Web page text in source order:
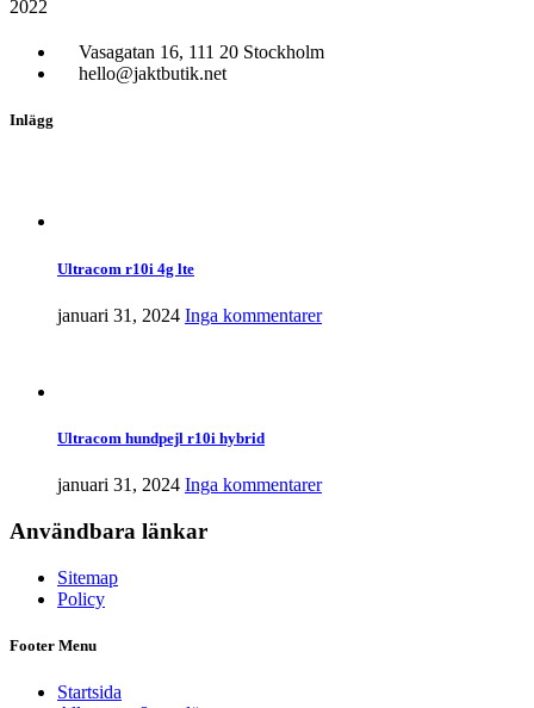
2022
Vasagatan 16, 111 20 Stockholm
hello@jaktbutik.net
Inlägg
Ultracom r10i 4g lte
januari 31, 2024 Inga kommentarer
Ultracom hundpejl r10i hybrid
januari 31, 2024 Inga kommentarer
Användbara länkar
Sitemap
Policy
Footer Menu
Startsida